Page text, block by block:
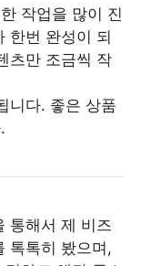
작업을 많이 진
한번 완성이 되
츠만 조금씩 작
니다. 좋은 상품
통해서 제 비즈
톡톡히 봤으며,